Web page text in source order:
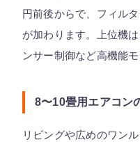
円前後からで、フィル
が加わります。上位機
ンサー制御など高機能モ
8〜10畳用エアコン
リビングや広めのワン